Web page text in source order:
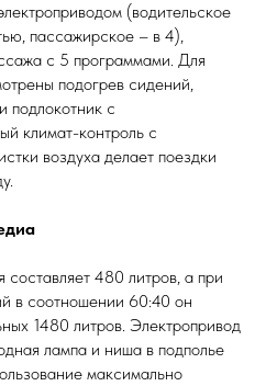
(водительское
пассажирское – в 4),
с 5 программами. Для
подогрев сидений,
подлокотник с
климат-контроль с
воздуха делает поездки
480 литров, а при
в соотношении 60:40 он
1480 литров. Электропривод
лампа и ниша в подполье
максимально